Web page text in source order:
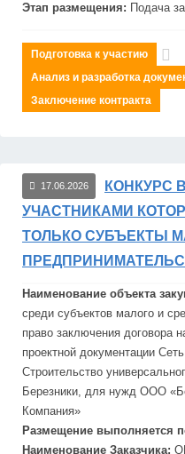
Этап размещения: Подача
Подготовка к участию
Анализ и разработка
Заключение контракта
17.06.2026
КОНКУРС
УЧАСТНИКАМИ
ТОЛЬКО СУБЪЕКТЫ
Наименование объекта
среди субъектов малого и
право заключения договора
проектной документации
Строительство
Березники, для нужд ООО
Компания»
Размещение выполняется
Наименование Заказчика: